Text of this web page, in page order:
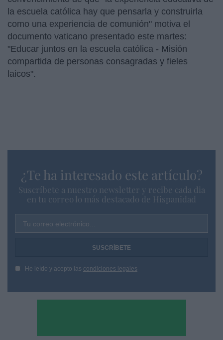
la escuela católica hay que pensarla y construirla
como una experiencia de comunión" motiva el
documento vaticano presentado este martes:
"Educar juntos en la escuela católica - Misión
compartida de personas consagradas y fieles
laicos".
¿Te ha interesado este artículo?
Suscríbete a nuestro newsletter y recibe cada dia
en tu correo lo más destacado de Hispanidad
Tu correo electrónico...
He leído y acepto las condiciones legales